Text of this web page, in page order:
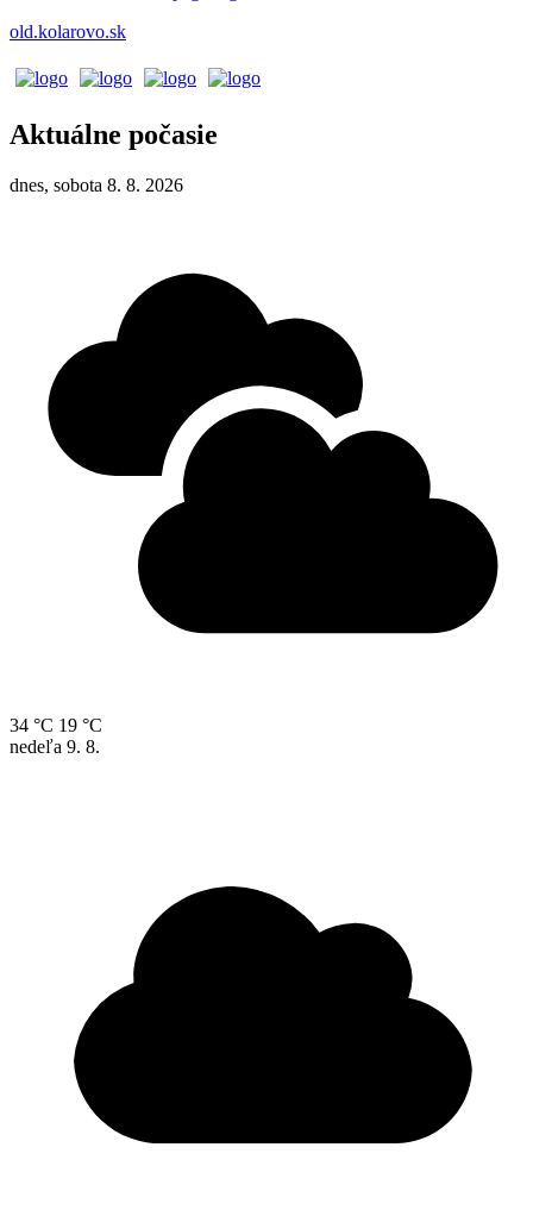
old.kolarovo.sk
Aktuálne počasie
dnes, sobota 8. 8. 2026
34 °C 19 °C
nedeľa 9. 8.